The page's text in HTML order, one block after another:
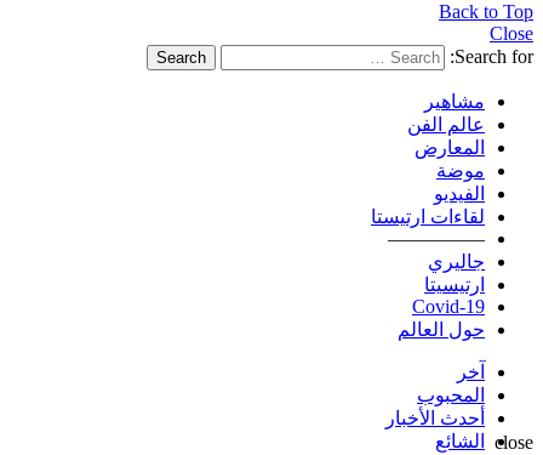
Back to Top
Close
Search for:
Search
مشاهير
عالم الفن
المعارض
موضة
الفيديو
لقاءات ارتيستا
—————
جاليري
ارتيسيتا
Covid-19
حول العالم
آخر
المحبوب
أحدث الأخبار
الشائع
close